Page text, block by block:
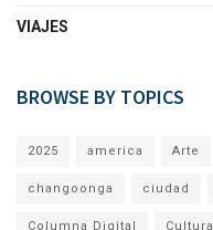
VIAJES
BROWSE BY TOPICS
2025 america Arte
changoonga ciudad
Columna Digital Cultura